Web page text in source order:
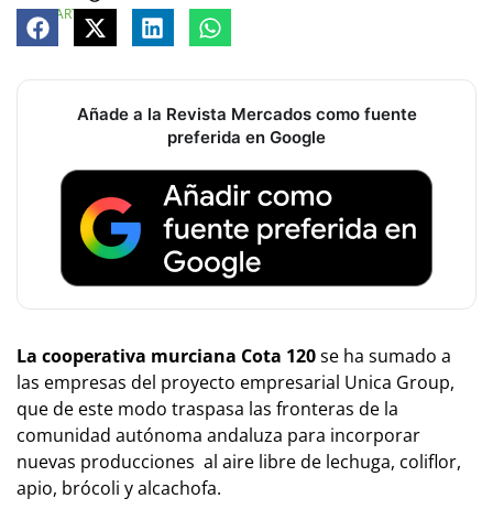
COMPARTE
Añade a la Revista Mercados como fuente
preferida en Google
La cooperativa murciana Cota 120se ha sumado a
las empresas del proyecto empresarial Unica Group,
que de este modo traspasa las fronteras de la
comunidad autónoma andaluza para incorporar
nuevas producciones al aire libre de lechuga, coliflor,
apio, brócoli y alcachofa.